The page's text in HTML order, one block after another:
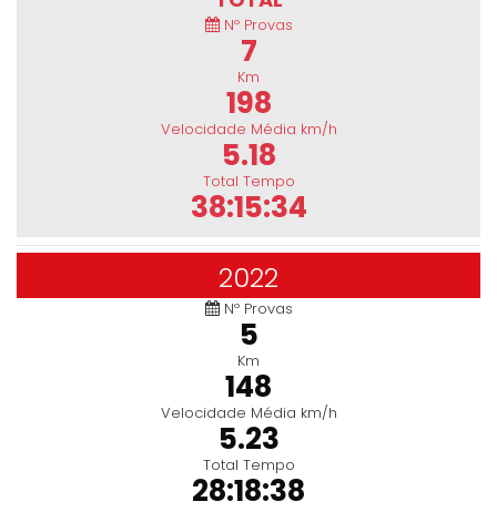
Nº Provas
7
Km
198
Velocidade Média km/h
5.18
Total Tempo
38:15:34
2022
Nº Provas
5
Km
148
Velocidade Média km/h
5.23
Total Tempo
28:18:38